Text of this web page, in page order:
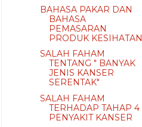
BAHASA PAKAR DAN
BAHASA
PEMASARAN
PRODUK KESIHATAN
SALAH FAHAM
TENTANG " BANYAK
JENIS KANSER
SERENTAK"
SALAH FAHAM
TERHADAP TAHAP 4
PENYAKIT KANSER